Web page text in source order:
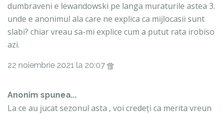
dumbraveni e lewandowski pe langa muraturile astea 3.
unde e anonimul ala care ne explica ca mijlocasii sunt
slabi? chiar vreau sa-mi explice cum a putut rata irobiso
azi.
22 noiembrie 2021 la 20:07
Anonim spunea...
La ce au jucat sezonul asta , voi credeți ca merita vreun